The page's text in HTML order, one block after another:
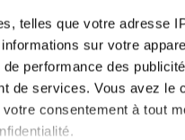
telles que votre adresse
sur votre
performance des
de services. Vous avez le
consentement à tout